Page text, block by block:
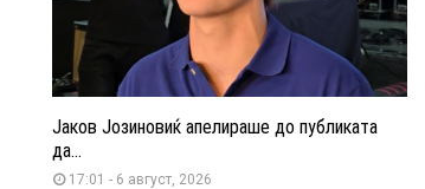
Јаков Јозиновиќ апелираше до публиката
да...
17:01 - 6 август, 2026